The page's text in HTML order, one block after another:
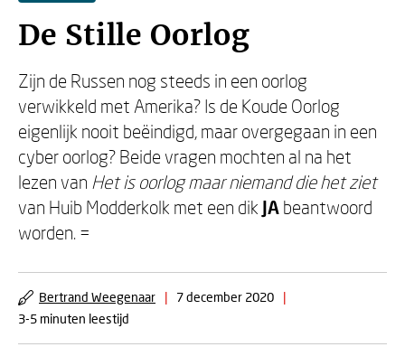
De Stille Oorlog
Zijn de Russen nog steeds in een oorlog
verwikkeld met Amerika? Is de Koude Oorlog
eigenlijk nooit beëindigd, maar overgegaan in een
cyber oorlog? Beide vragen mochten al na het
lezen van Het is oorlog maar niemand die het ziet
van Huib Modderkolk met een dik JA beantwoord
worden. =
Bertrand Weegenaar | 7 december 2020
|
3-5 minuten leestijd